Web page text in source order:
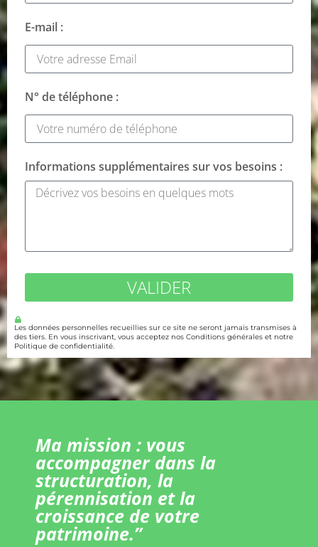
E-mail :
N° de téléphone :
Informations supplémentaires sur vos besoins :
VALIDER
Les données personnelles recueillies sur ce site ne seront jamais transmises à
des tiers. En vous inscrivant, vous acceptez nos Conditions générales et notre
Politique de confidentialité.
Ma mission : vous
accompagner dans la
structuration, la
pérennisation et la
croissance de votre
patrimoine.”